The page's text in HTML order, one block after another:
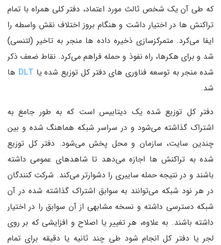
که طی آن یک شخص ثالث مورد اعتماد، دفتر کلی همراه با تمام
تراکنش ها در اختیار داشت و هنگام بروز اختلاف نقش واسطه را
ایفا می‌کرد. متمرکزسازی ذخیره داده ها منجر به تاخیر (لتنسی)
شد و برای هکرها، راه نفوذ و حمله فراهم می‌کرد. نقاط ضعف ذکر
شده منجر به توسعه فناوری های دفتر کل توزیع شده یا DLT ها
شد.
دفتر کل توزیع شده یک دیتابیس است که به طور جامع به
اشتراک گذاشته می‌شود و در سراسر شبکه هماهنگ شده و بین
چندین سایت، سازمان و محل پخش می‌شود. دفتر کل توزیع
شده به تراکنش ها اجازه می‌دهد تا شاهدهای عمومی داشته
باشند و در نتیجه حمله سایبری را دشوارتر می‌کند. شرکت کنندگان
در هر نود شبکه می‌توانند به سوابق اشتراک گذاشته شده در آن
شبکه دسترسی داشته و نسخه مشابهی از آن سوابق را در اختیار
داشته باشند. به علاوه، هر تغییر یا اصلاح و افزایشی که بر روی
لجر یا دفتر کل انجام شود طی چند ثانیه یا دقیقه برای تمام